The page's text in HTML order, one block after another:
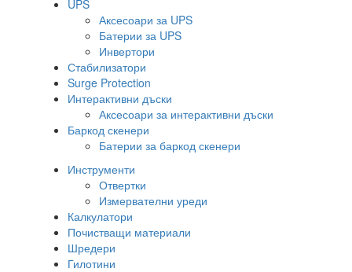
UPS
Аксесоари за UPS
Батерии за UPS
Инвертори
Стабилизатори
Surge Protection
Интерактивни дъски
Аксесоари за интерактивни дъски
Баркод скенери
Батерии за баркод скенери
Инструменти
Отвертки
Измервателни уреди
Калкулатори
Почистващи материали
Шредери
Гилотини